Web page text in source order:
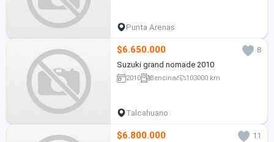
Punta Arenas
$6.650.000
8
Suzuki grand nomade 2010
2010 Bencina 103000 km
Talcahuano
$6.800.000
11